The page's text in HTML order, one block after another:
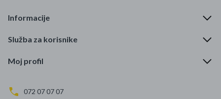
Informacije
Služba za korisnike
Moj profil
072 07 07 07